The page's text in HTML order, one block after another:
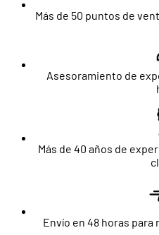
Más de 50 puntos de
Asesoramiento de
Más de 40 años de
Envío en 48 horas